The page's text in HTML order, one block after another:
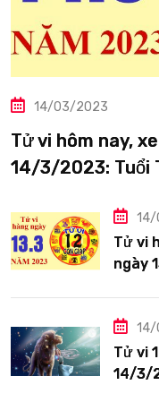
14/03/2023
Tử vi hôm nay,
14/3/2023: Tuổi
Tử vi
ngày
Tử vi
14/3/